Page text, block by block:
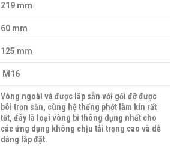
219 mm
60 mm
125 mm
M16
Vòng ngoài và được lắp sẵn với gối đỡ được
bôi trơn sẵn, cùng hệ thống phớt làm kín rất
tốt, đây là loại vòng bi thông dụng nhất cho
các ứng dụng không chịu tải trọng cao và dễ
dàng lắp đặt.